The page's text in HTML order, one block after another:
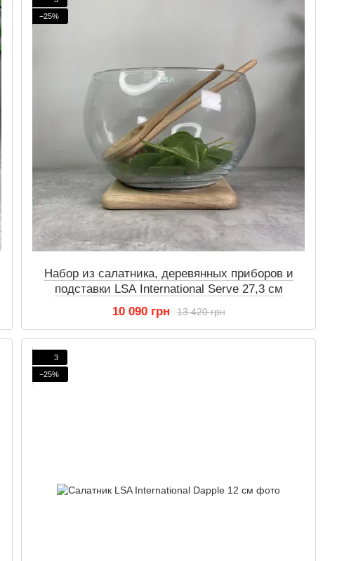
−25%
Набор из салатника, деревянных приборов и
подставки LSA International Serve 27,3 см
13 420 грн
10 090 грн
3
−25%